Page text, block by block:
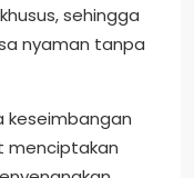
sehingga
nyaman tanpa
keseimbangan
menciptakan